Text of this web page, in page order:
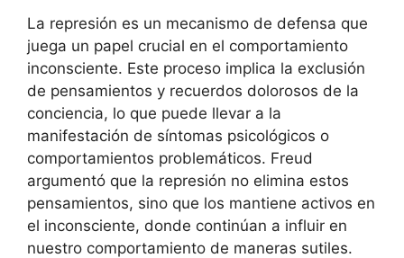
La represión es un mecanismo de defensa que
juega un papel crucial en el comportamiento
inconsciente. Este proceso implica la exclusión
de pensamientos y recuerdos dolorosos de la
conciencia, lo que puede llevar a la
manifestación de síntomas psicológicos o
comportamientos problemáticos. Freud
argumentó que la represión no elimina estos
pensamientos, sino que los mantiene activos en
el inconsciente, donde continúan a influir en
nuestro comportamiento de maneras sutiles.